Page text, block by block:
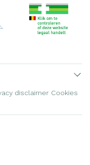
disclaimer Cookies